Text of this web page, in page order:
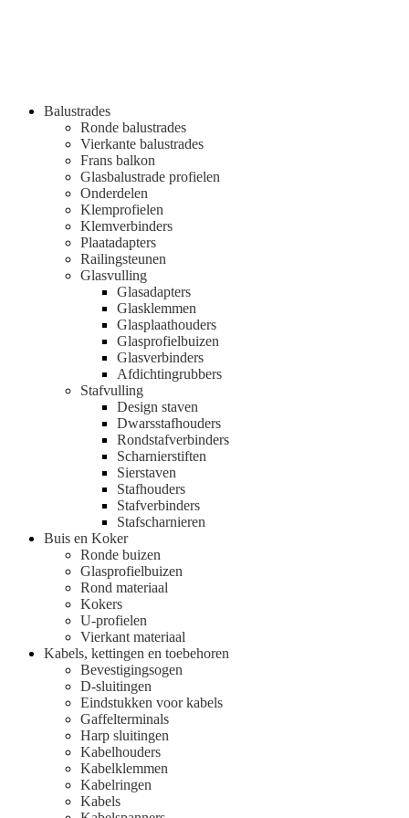
Balustrades
Ronde balustrades
Vierkante balustrades
Frans balkon
Glasbalustrade profielen
Onderdelen
Klemprofielen
Klemverbinders
Plaatadapters
Railingsteunen
Glasvulling
Glasadapters
Glasklemmen
Glasplaathouders
Glasprofielbuizen
Glasverbinders
Afdichtingrubbers
Stafvulling
Design staven
Dwarsstafhouders
Rondstafverbinders
Scharnierstiften
Sierstaven
Stafhouders
Stafverbinders
Stafscharnieren
Buis en Koker
Ronde buizen
Glasprofielbuizen
Rond materiaal
Kokers
U-profielen
Vierkant materiaal
Kabels, kettingen en toebehoren
Bevestigingsogen
D-sluitingen
Eindstukken voor kabels
Gaffelterminals
Harp sluitingen
Kabelhouders
Kabelklemmen
Kabelringen
Kabels